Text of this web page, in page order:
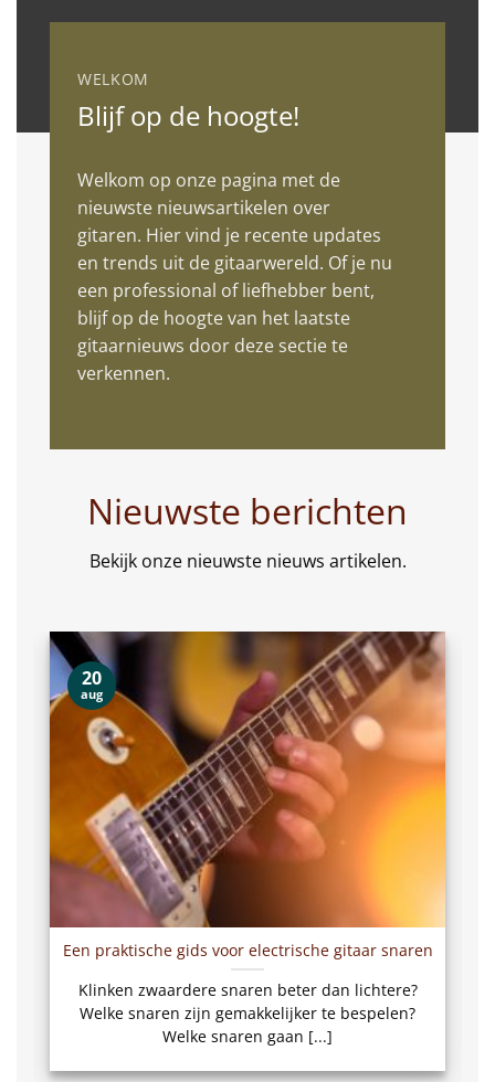
WELKOM
Blijf op de hoogte!
Welkom op onze pagina met de
nieuwste nieuwsartikelen over
gitaren. Hier vind je recente updates
en trends uit de gitaarwereld. Of je nu
een professional of liefhebber bent,
blijf op de hoogte van het laatste
gitaarnieuws door deze sectie te
verkennen.
Nieuwste berichten
Bekijk onze nieuwste nieuws artikelen.
Een praktische gids voor electrische gitaar snaren
Klinken zwaardere snaren beter dan lichtere?
Welke snaren zijn gemakkelijker te bespelen?
Welke snaren gaan [...]
20
aug